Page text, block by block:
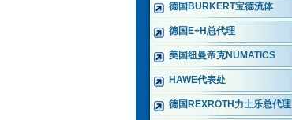
德国BURKERT宝德流体
德国E+H总代理
美国纽曼帝克NUMATICS
HAWE代表处
德国REXROTH力士乐总代理